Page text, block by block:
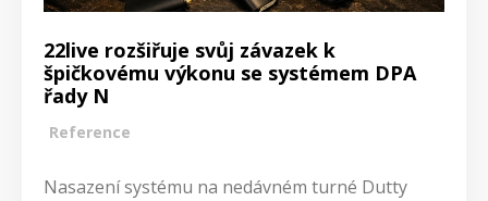
22live rozšiřuje svůj závazek k
špičkovému výkonu se systémem DPA
řady N
Reference
Nasazení systému na nedávném turné Dutty